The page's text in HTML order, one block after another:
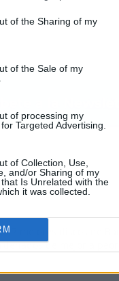
of the Sharing of my
of the Sale of my
of processing my
Targeted Advertising.
of Collection, Use,
and/or Sharing of my
Is Unrelated with the
it was collected.
7 mejores discos de
de mejor a peor